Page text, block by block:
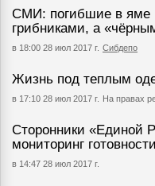
СМИ: погибшие в яме
грибниками, а
в 18:00 28 июл 2017 г. Сибдепо
Жизнь под теплым
в 17:10 28 июл 2017 г. На правах
Сторонники «Единой
мониторинг
в 14:47 28 июл 2017 г.